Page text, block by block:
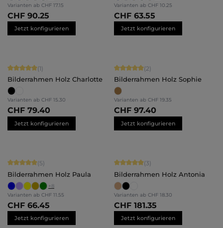
Varianten ab CHF 17.15
CHF 90.25
Jetzt konfigurieren
Varianten ab CHF 10.25
CHF 63.55
Jetzt konfigurieren
Durchschnittliche Bewertung von 5 von 5 Sternen
(1)
Bilderrahmen Holz Charlotte
Varianten ab CHF 15.30
CHF 79.40
Jetzt konfigurieren
Durchschnittliche Bewertung von 5
(2)
Bilderrahmen Holz Sophie
Varianten ab CHF 19.35
CHF 97.40
Jetzt konfigurieren
Durchschnittliche Bewertung von 5 von 5 Sternen
(5)
Bilderrahmen Holz Paula
+8
Varianten ab CHF 11.55
CHF 66.45
Jetzt konfigurieren
Durchschnittliche Bewertung von 5
(3)
Bilderrahmen Holz Antonia
Varianten ab CHF 18.30
CHF 181.35
Jetzt konfigurieren